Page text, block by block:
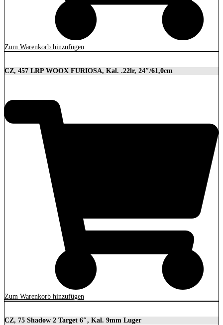
Zum Warenkorb hinzufügen
CZ, 457 LRP WOOX FURIOSA, Kal. .22lr, 24″/61,0cm
Zum Warenkorb hinzufügen
CZ, 75 Shadow 2 Target 6″, Kal. 9mm Luger